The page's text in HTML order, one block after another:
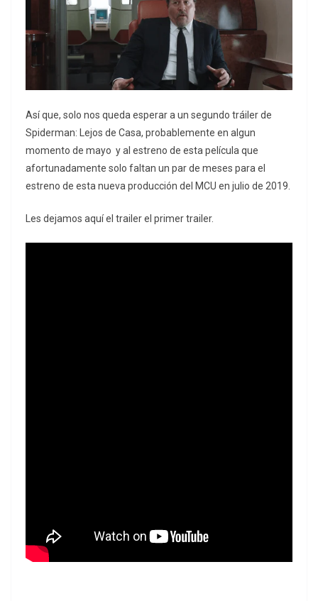
Así que, solo nos queda esperar a un segundo tráiler de
Spiderman: Lejos de Casa, probablemente en algun
momento de mayo y al estreno de esta película que
afortunadamente solo faltan un par de meses para el
estreno de esta nueva producción del MCU en julio de 2019.
Les dejamos aquí el trailer el primer trailer.